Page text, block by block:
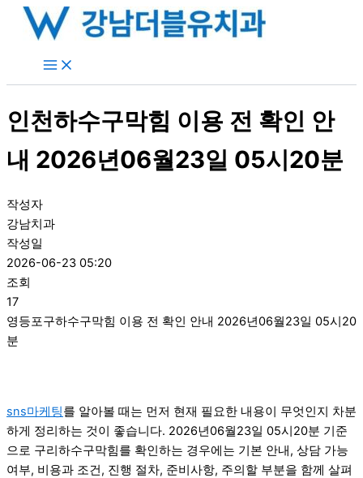
건
뛰
인천하수구막힘 이용 전 확인 안
내 2026년06월23일 05시20분
작성자
강남치과
작성일
2026-06-23 05:20
조회
17
영등포구하수구막힘 이용 전 확인 안내 2026년06월23일 05시20
분
sns마케팅를 알아볼 때는 먼저 현재 필요한 내용이 무엇인지 차분
하게 정리하는 것이 좋습니다. 2026년06월23일 05시20분 기준
으로 구리하수구막힘를 확인하는 경우에는 기본 안내, 상담 가능
여부, 비용과 조건, 진행 절차, 준비사항, 주의할 부분을 함께 살펴